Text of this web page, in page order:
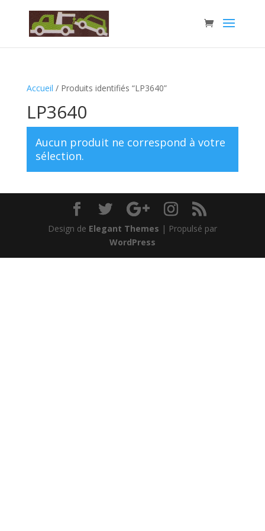
Accueil / Produits identifiés “LP3640”
LP3640
Aucun produit ne correspond à votre
sélection.
Design de Elegant Themes | Propulsé par
WordPress